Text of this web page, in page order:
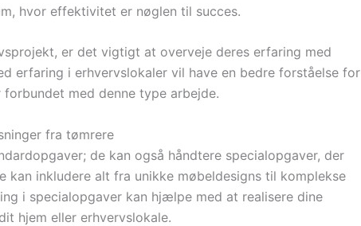
hvor effektivitet er nøglen til succes.
er det vigtigt at overveje deres erfaring med
erfaring i erhvervslokaler vil have en bedre forståelse for
med denne type arbejde.
fra tømrere
de kan også håndtere specialopgaver, der
inkludere alt fra unikke møbeldesigns til komplekse
i specialopgaver kan hjælpe med at realisere dine
hjem eller erhvervslokale.